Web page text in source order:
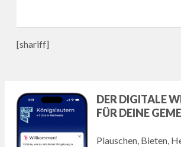
[shariff]
DER DIGITALE
FÜR DEINE
Plauschen, Bieten,